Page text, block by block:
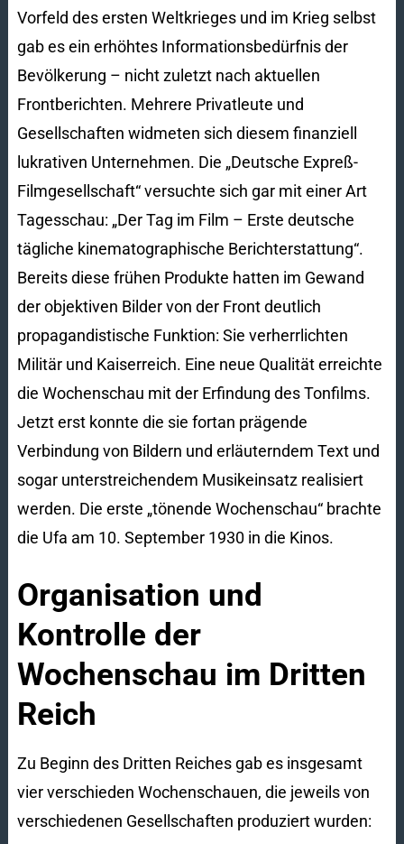
Vorfeld des ersten Weltkrieges und im Krieg selbst
gab es ein erhöhtes Informationsbedürfnis der
Bevölkerung – nicht zuletzt nach aktuellen
Frontberichten. Mehrere Privatleute und
Gesellschaften widmeten sich diesem finanziell
lukrativen Unternehmen. Die „Deutsche Expreß-
Filmgesellschaft“ versuchte sich gar mit einer Art
Tagesschau: „Der Tag im Film – Erste deutsche
tägliche kinematographische Berichterstattung“.
Bereits diese frühen Produkte hatten im Gewand
der objektiven Bilder von der Front deutlich
propagandistische Funktion: Sie verherrlichten
Militär und Kaiserreich. Eine neue Qualität erreichte
die Wochenschau mit der Erfindung des Tonfilms.
Jetzt erst konnte die sie fortan prägende
Verbindung von Bildern und erläuterndem Text und
sogar unterstreichendem Musikeinsatz realisiert
werden. Die erste „tönende Wochenschau“ brachte
die Ufa am 10. September 1930 in die Kinos.
Organisation und
Kontrolle der
Wochenschau im Dritten
Reich
Zu Beginn des Dritten Reiches gab es insgesamt
vier verschieden Wochenschauen, die jeweils von
verschiedenen Gesellschaften produziert wurden: